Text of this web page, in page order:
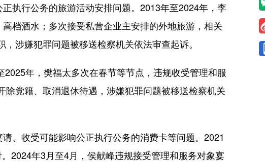
执行公务的旅游活动安排问题。2013年至2024年，李
档酒水；多次接受私营企业主安排的外地旅游，相关
涉嫌犯罪问题被移送检察机关依法审查起诉。
年，樊福太多次在春节等节点，违规收受管理和服
党籍、取消退休待遇，涉嫌犯罪问题被移送检察机关
收受可能影响公正执行公务的消费卡等问题。2021
2024年3月至4月，侯献峰违规接受管理和服务对象宴